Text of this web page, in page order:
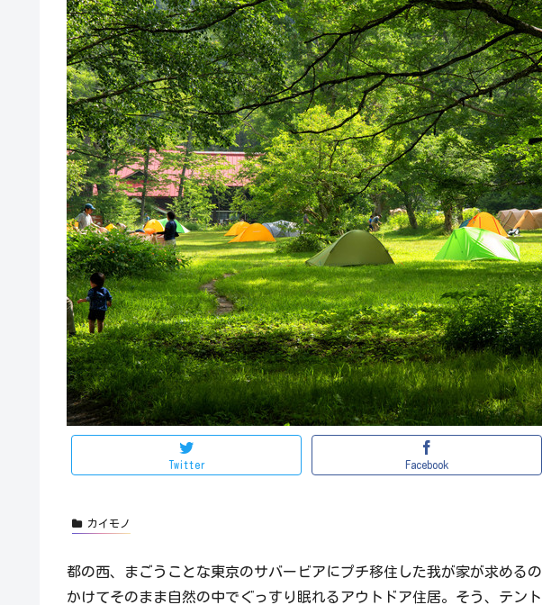
Twitter Facebook
カイモノ
都の西、まごうことな東京のサバービアにプチ移住した我が家が求める
かけてそのまま自然の中でぐっすり眠れるアウトドア住居。そう、テン